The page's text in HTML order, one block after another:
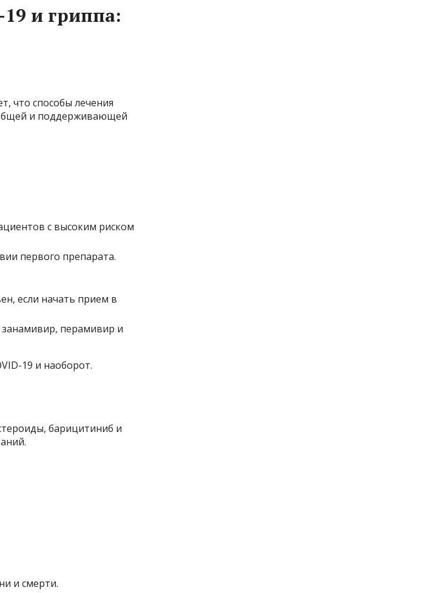
и гриппа:
что способы лечения
и поддерживающей
с высоким риском
первого препарата.
если начать прием в
перамивир и
19 и наоборот.
барицитиниб и
и смерти.